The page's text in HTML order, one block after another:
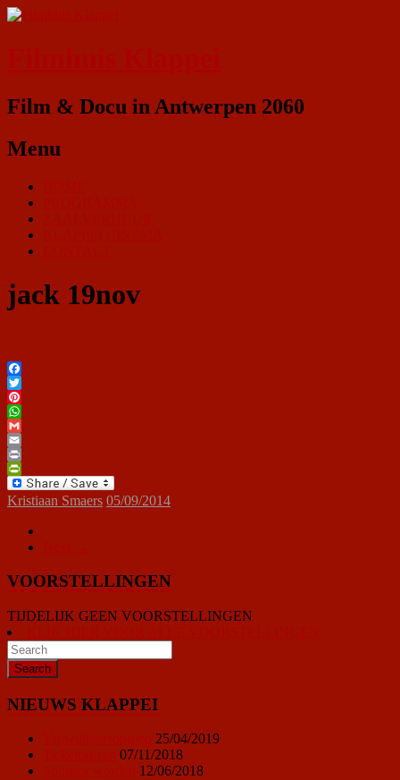
Film & Docu in Antwerpen 2060
Menu
jack 19nov
Facebook
Twitter
Pinterest
WhatsApp
Gmail
Email
Print
PrintFriendly
Kristiaan Smaers 05/09/2014
VOORSTELLINGEN
TIJDELIJK GEEN VOORSTELLINGEN
NIEUWS KLAPPEI
25/04/2019
07/11/2018
12/06/2018